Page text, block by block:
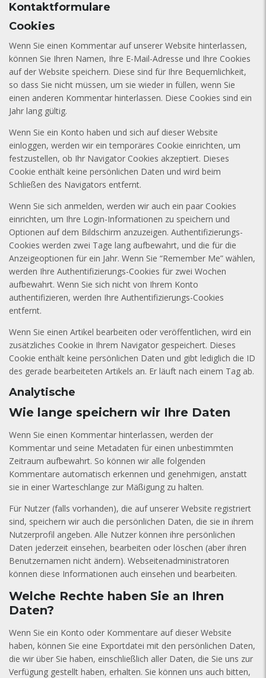
Kontaktformulare
Cookies
Wenn Sie einen Kommentar auf unserer Website hinterlassen,
können Sie Ihren Namen, Ihre E-Mail-Adresse und Ihre Cookies
auf der Website speichern. Diese sind für Ihre Bequemlichkeit,
so dass Sie nicht müssen, um sie wieder in füllen, wenn Sie
einen anderen Kommentar hinterlassen. Diese Cookies sind ein
Jahr lang gültig.
Wenn Sie ein Konto haben und sich auf dieser Website
einloggen, werden wir ein temporäres Cookie einrichten, um
festzustellen, ob Ihr Navigator Cookies akzeptiert. Dieses
Cookie enthält keine persönlichen Daten und wird beim
Schließen des Navigators entfernt.
Wenn Sie sich anmelden, werden wir auch ein paar Cookies
einrichten, um Ihre Login-Informationen zu speichern und
Optionen auf dem Bildschirm anzuzeigen. Authentifizierungs-
Cookies werden zwei Tage lang aufbewahrt, und die für die
Anzeigeoptionen für ein Jahr. Wenn Sie “Remember Me” wählen,
werden Ihre Authentifizierungs-Cookies für zwei Wochen
aufbewahrt. Wenn Sie sich nicht von Ihrem Konto
authentifizieren, werden Ihre Authentifizierungs-Cookies
entfernt.
Wenn Sie einen Artikel bearbeiten oder veröffentlichen, wird ein
zusätzliches Cookie in Ihrem Navigator gespeichert. Dieses
Cookie enthält keine persönlichen Daten und gibt lediglich die ID
des gerade bearbeiteten Artikels an. Er läuft nach einem Tag ab.
Analytische
Wie lange speichern wir Ihre Daten
Wenn Sie einen Kommentar hinterlassen, werden der
Kommentar und seine Metadaten für einen unbestimmten
Zeitraum aufbewahrt. So können wir alle folgenden
Kommentare automatisch erkennen und genehmigen, anstatt
sie in einer Warteschlange zur Mäßigung zu halten.
Für Nutzer (falls vorhanden), die auf unserer Website registriert
sind, speichern wir auch die persönlichen Daten, die sie in ihrem
Nutzerprofil angeben. Alle Nutzer können ihre persönlichen
Daten jederzeit einsehen, bearbeiten oder löschen (aber ihren
Benutzernamen nicht ändern). Webseitenadministratoren
können diese Informationen auch einsehen und bearbeiten.
Welche Rechte haben Sie an Ihren
Daten?
Wenn Sie ein Konto oder Kommentare auf dieser Website
haben, können Sie eine Exportdatei mit den persönlichen Daten,
die wir über Sie haben, einschließlich aller Daten, die Sie uns zur
Verfügung gestellt haben, erhalten. Sie können uns auch bitten,